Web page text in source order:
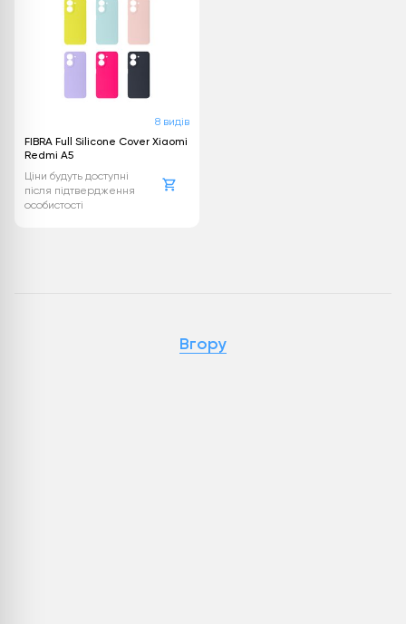
8 видів
FIBRA Full Silicone Cover Xiaomi
Redmi A5
Ціни будуть доступні
після підтвердження
особистості
Вгору